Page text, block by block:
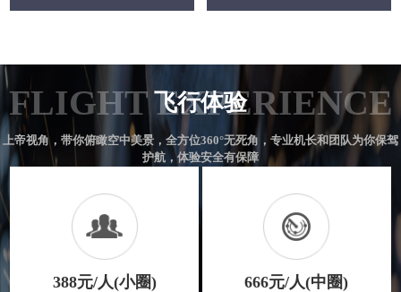
FLIGHT EXPERIENCE
飞行体验
上帝视角，带你俯瞰空中美景，全方位360°无死角，专业机长和团队为你保驾
护航，体验安全有保障
388元/人(小圈) 666元/人(中圈)